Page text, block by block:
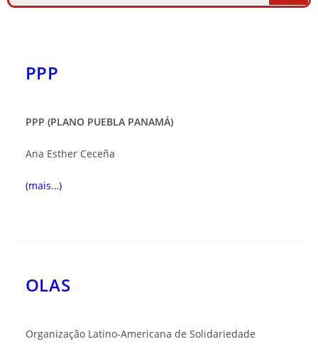
PPP
PPP (PLANO PUEBLA PANAMÁ)
Ana Esther Ceceña
(mais…)
OLAS
Organização Latino-Americana de Solidariedade